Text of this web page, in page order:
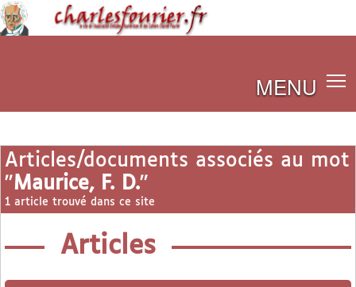
MENU
Articles/documents associés au mot
"Maurice, F. D."
1 article trouvé dans ce site
Articles